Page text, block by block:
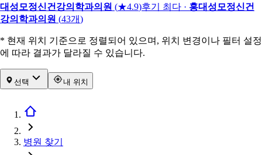
대성모정신건강의학과의원 (★4.9)후기 최다 · 홍대성모정신건
강의학과의원 (43개)
* 현재 위치 기준으로 정렬되어 있으며, 위치 변경이나 필터 설정
에 따라 결과가 달라질 수 있습니다.
선택 내 위치
병원 찾기